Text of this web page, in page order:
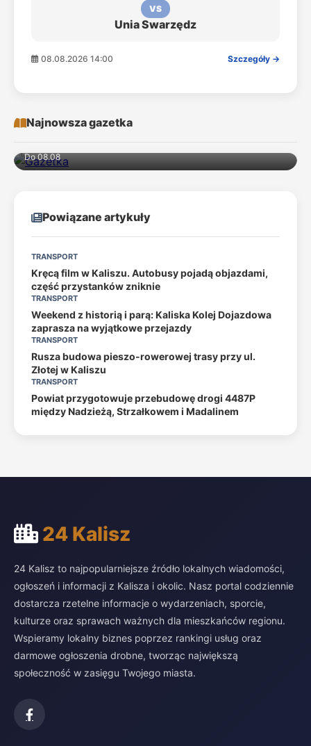
VS
Unia Swarzędz
08.08.2026 14:00 Szczegóły →
Najnowsza gazetka
Do 08.08
Powiązane artykuły
TRANSPORT
Kręcą film w Kaliszu. Autobusy pojadą objazdami,
część przystanków zniknie
TRANSPORT
Weekend z historią i parą: Kaliska Kolej Dojazdowa
zaprasza na wyjątkowe przejazdy
TRANSPORT
Rusza budowa pieszo-rowerowej trasy przy ul.
Złotej w Kaliszu
TRANSPORT
Powiat przygotowuje przebudowę drogi 4487P
między Nadzieżą, Strzałkowem i Madalinem
24 Kalisz
24 Kalisz to najpopularniejsze źródło lokalnych wiadomości,
ogłoszeń i informacji z Kalisza i okolic. Nasz portal codziennie
dostarcza rzetelne informacje o wydarzeniach, sporcie,
kulturze oraz sprawach ważnych dla mieszkańców regionu.
Wspieramy lokalny biznes poprzez rankingi usług oraz
darmowe ogłoszenia drobne, tworząc największą
społeczność w zasięgu Twojego miasta.